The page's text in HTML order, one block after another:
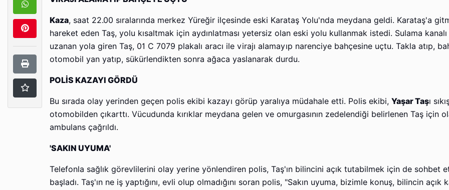
Kaza, saat 22.00 sıralarında merkez Yüreğir ilçesinde eski Karataş Yolu'nda meydana geldi. Karataş'a
hareket eden Taş, yolu kısaltmak için aydınlatması yetersiz olan eski yolu kullanmak istedi. Sulama kanalı
uzanan yola giren Taş, 01 C 7079 plakalı aracı ile virajı alamayıp narenciye bahçesine uçtu. Takla atıp,
otomobil yan yatıp, sükürlendikten sonra ağaca yaslanarak durdu.
POLİS KAZAYI GÖRDÜ
Bu sırada olay yerinden geçen polis ekibi kazayı görüp yaralıya müdahale etti. Polis ekibi, Yaşar Taşı
otomobilden çıkarttı. Vücudunda kırıklar meydana gelen ve omurgasının zedelendiği belirlenen Taş için
ambulans çağrıldı.
'SAKIN UYUMA'
Telefonla sağlık görevlilerini olay yerine yönlendiren polis, Taş'ın bilincini açık tutabilmek için de sohbet
başladı. Taş'ın ne iş yaptığını, evli olup olmadığını soran polis, "Sakın uyuma, bizimle konuş, bilincin açık